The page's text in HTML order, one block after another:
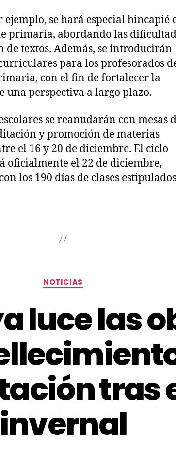
ejemplo, se hará especial hincapié
primaria, abordando las
textos. Además, se introducirán
para los profesorados
con el fin de fortalecer la
una perspectiva a largo plazo.
se reanudarán con mesas
y promoción de materias
el 16 y 20 de diciembre. El ciclo
oficialmente el 22 de diciembre,
los 190 días de clases
NOTICIAS
luce las
tras
invernal